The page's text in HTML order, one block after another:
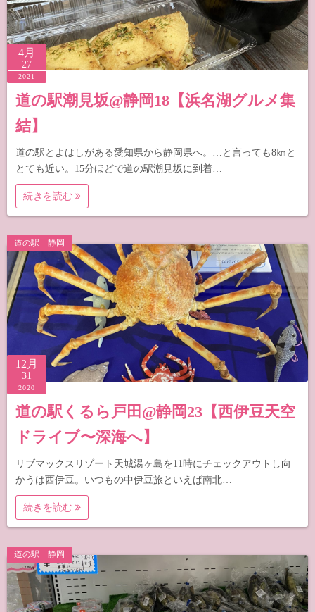
4月
27
2021
道の駅潮見坂@静岡18【浜名湖グルメ集
結】
道の駅とよはしがある愛知県から静岡県へ。…と言っても8㎞と
とても近い。15分ほどで道の駅潮見坂に到着…
続きを読む
道の駅 静岡
12月
31
2020
道の駅くるら戸田@静岡23【西伊豆天空
ドライブ〜深海へ】
リブマックスリゾート天城湯ヶ島を11時にチェックアウトし向
かうは西伊豆。いつもの中伊豆旅といえば南北…
続きを読む
道の駅 静岡